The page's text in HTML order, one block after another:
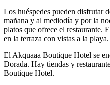
Los huéspedes pueden disfrutar
mañana y al mediodía y por la
platos que ofrece el restaurante.
en la terraza con vistas a la playa.
El Akquaaa Boutique Hotel se
Dorada. Hay tiendas y
Boutique Hotel.